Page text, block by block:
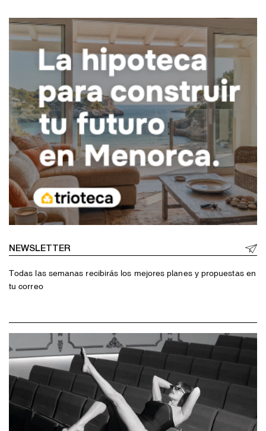
NEWSLETTER
Todas las semanas recibirás los mejores planes y propuestas en
tu correo